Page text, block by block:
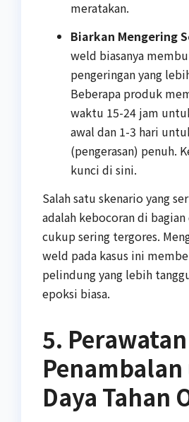
meratakan.
Biarkan Mengering
weld biasanya
pengeringan yang
Beberapa produk
waktu 15-24 jam
awal dan 1-3 hari
(pengerasan) penuh.
kunci di sini.
Salah satu skenario yang
adalah kebocoran di bagian
cukup sering tergores.
weld pada kasus ini
pelindung yang lebih
epoksi biasa.
5.
Daya Tahan